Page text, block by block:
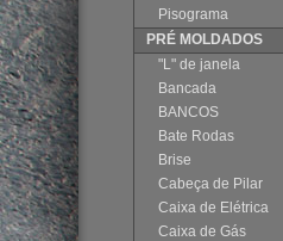
Pisograma
PRÉ MOLDADOS
"L" de janela
Bancada
BANCOS
Bate Rodas
Brise
Cabeça de Pilar
Caixa de Elétrica
Caixa de Gás